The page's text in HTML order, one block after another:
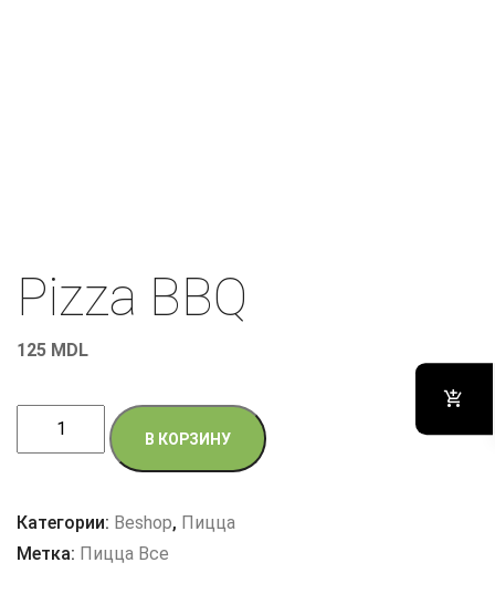
Pizza BBQ
125 MDL
Количество
товара
BBQ
В КОРЗИНУ
Категории: Beshop, Пицца
Метка: Пицца Все